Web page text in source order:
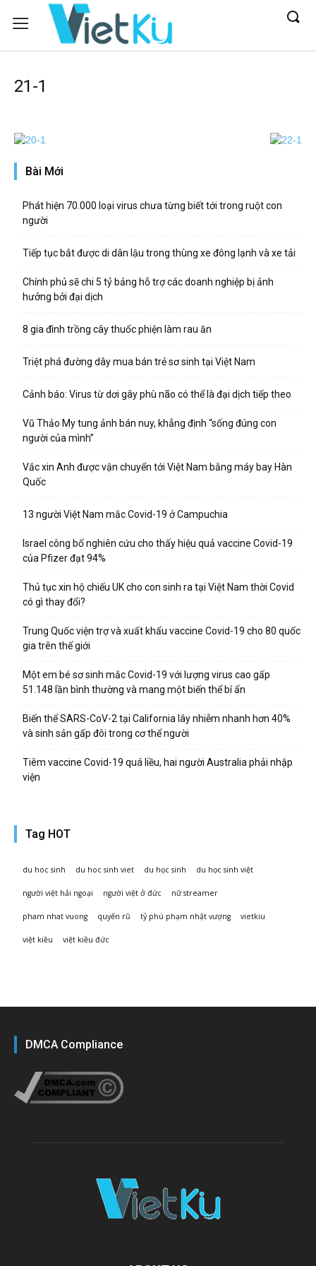
21-1
Bài Mới
Phát hiện 70.000 loại virus chưa từng biết tới trong ruột con
người
Tiếp tục bắt được di dân lậu trong thùng xe đông lạnh và xe tải
Chính phủ sẽ chi 5 tỷ bảng hỗ trợ các doanh nghiệp bị ảnh
hưởng bởi đại dịch
8 gia đình trồng cây thuốc phiện làm rau ăn
Triệt phá đường dây mua bán trẻ sơ sinh tại Việt Nam
Cảnh báo: Virus từ dơi gây phù não có thể là đại dịch tiếp theo
Vũ Thảo My tung ảnh bán nuy, khẳng định “sống đúng con
người của mình”
Vắc xin Anh được vận chuyển tới Việt Nam bằng máy bay Hàn
Quốc
13 người Việt Nam mắc Covid-19 ở Campuchia
Israel công bố nghiên cứu cho thấy hiệu quả vaccine Covid-19
của Pfizer đạt 94%
Thủ tục xin hộ chiếu UK cho con sinh ra tại Việt Nam thời Covid
có gì thay đổi?
Trung Quốc viện trợ và xuất khẩu vaccine Covid-19 cho 80 quốc
gia trên thế giới
Một em bé sơ sinh mắc Covid-19 với lượng virus cao gấp
51.148 lần bình thường và mang một biến thể bí ẩn
Biến thể SARS-CoV-2 tại California lây nhiễm nhanh hơn 40%
và sinh sản gấp đôi trong cơ thể người
Tiêm vaccine Covid-19 quá liều, hai người Australia phải nhập
viện
Tag HOT
du hoc sinh du hoc sinh viet du học sinh du học sinh việt
người việt hải ngoại người việt ở đức nữ streamer
pham nhat vuong quyến rũ tỷ phú phạm nhật vượng vietkiu
việt kiều việt kiều đức
DMCA Compliance